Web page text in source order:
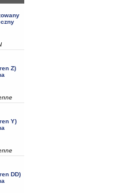
gmina Boniewo
Z)
Y)
DD)